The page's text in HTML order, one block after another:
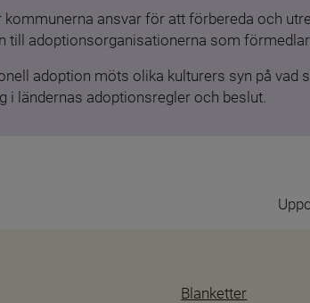
kommunerna ansvar för att förbereda och
till adoptionsorganisationerna som
adoption möts olika kulturers syn på
i ländernas adoptionsregler och beslut.
Blanketter